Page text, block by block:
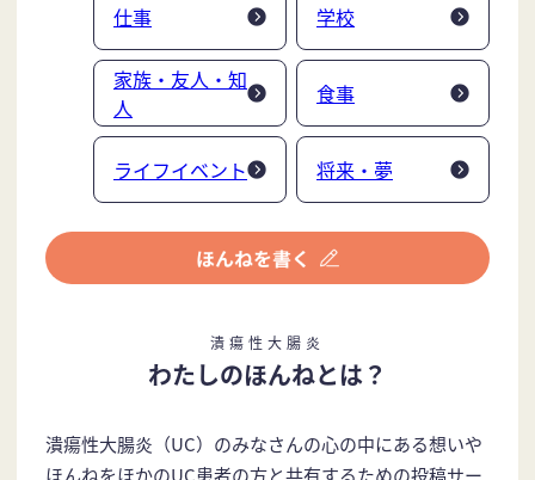
仕事 学校
家族・友人・知
人
食事
ライフイベント 将来・夢
潰瘍性大腸炎
わたしのほんねとは？
潰瘍性大腸炎（UC）のみなさんの心の中にある想いや
ほんねをほかのUC患者の方と共有するための投稿サー